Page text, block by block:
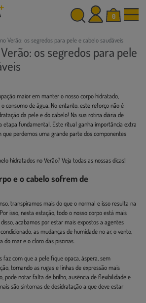
0
Verão: os segredos para pele e cabelo saudáveis
os segredos para pele
maior em manter o nosso corpo hidratado,
consumo de água. No entanto, este reforço não é
da pele e do cabelo! Na sua rotina diária de
etapa fundamental. Este ritual ganha importância extra
que perdemos uma grande parte dos componentes
hidratados no Verão? Veja todas as nossas dicas!
e o cabelo sofrem de
transpiramos mais do que o normal e isso resulta na
isso, nesta estação, todo o nosso corpo está mais
acabamos por estar mais expostos a agentes
as mudanças de humidade no ar, o vento,
mar e o cloro das piscinas.
faz com que a pele fique opaca, áspera, sem
tornando as rugas e linhas de expressão mais
pode notar falta de brilho, ausência de flexibilidade e
são sintomas de desidratação a que deve estar